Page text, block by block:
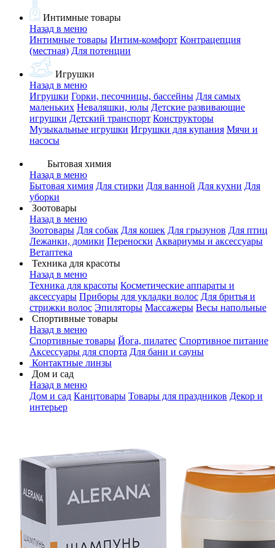
Интимные товары
Назад в меню
Интимные товары Интим-комфорт Контрацепция
(местная) Для потенции
Игрушки
Назад в меню
Игрушки Горки, песочницы, бассейны Для самых
маленьких Неваляшки, юлы Детские развивающие
игрушки Детский транспорт Конструкторы
Музыкальные игрушки Игрушки для купания Мячи и
насосы
Бытовая химия
Назад в меню
Бытовая химия Для стирки Для ванной Для кухни Для
уборки
Зоотовары
Назад в меню
Зоотовары Для собак Для кошек Для грызунов Для птиц
Лежанки, домики Переноски Аквариумы и аксессуары
Ветаптека
Техника для красоты
Назад в меню
Техника для красоты Косметические аппараты и
аксессуары Приборы для укладки волос Для бритья и
стрижки волос Эпиляторы Массажеры Весы напольные
Спортивные товары
Назад в меню
Спортивные товары Йога, пилатес Спортивное питание
Аксессуары для спорта Для бани и сауны
Контактные линзы
Дом и сад
Назад в меню
Дом и сад Канцтовары Товары для праздников Декор и
интерьер